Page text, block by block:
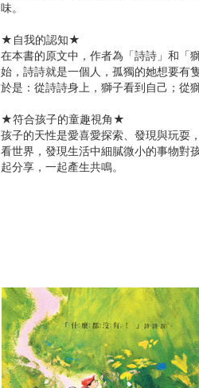
味。
★自我的認知★
在本書的原文中，作者為「詩詩」和「
始，詩詩就是一個人，孤獨的她想要有
於是：從詩詩身上，獅子看到自己；從
★符合孩子的童趣視角★
孩子的天性是愛喜愛探索、發現與玩耍
看世界，發現生活中細膩微小的事物對
起分享，一起產生共鳴。